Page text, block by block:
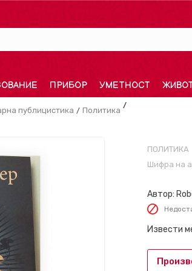
ПРИБОР УМЕТНОСТ
публицистика Политика
ПОЛИТИКА
Шифра на
Автор:
Извести